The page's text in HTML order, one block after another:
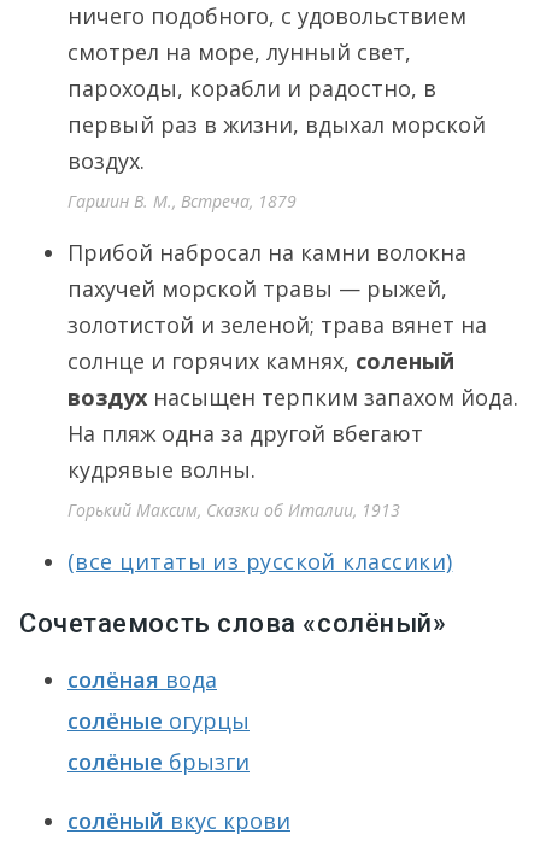
ничего подобного, с удовольствием
смотрел на море, лунный свет,
пароходы, корабли и радостно, в
первый раз в жизни, вдыхал морской
воздух.
Гаршин В. М., Встреча, 1879
Прибой набросал на камни волокна
пахучей морской травы — рыжей,
золотистой и зеленой; трава вянет на
солнце и горячих камнях, соленый
воздух насыщен терпким запахом йода.
На пляж одна за другой вбегают
кудрявые волны.
Горький Максим, Сказки об Италии, 1913
(все цитаты из русской классики)
Сочетаемость слова «солёный»
солёная вода
солёные огурцы
солёные брызги
солёный вкус крови